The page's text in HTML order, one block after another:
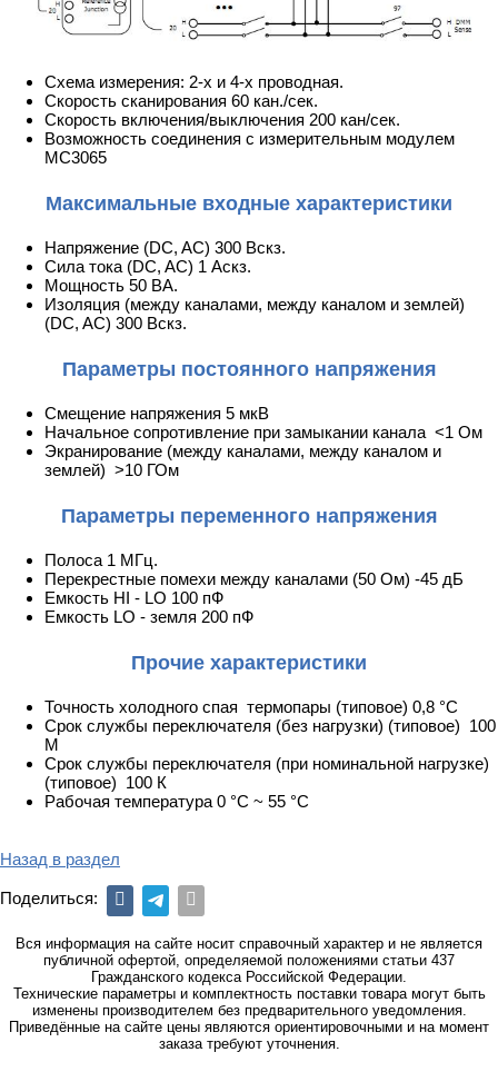
Схема измерения: 2-х и 4-х проводная.
Скорость сканирования 60 кан./сек.
Скорость включения/выключения 200 кан/сек.
Возможность соединения с измерительным модулем
MC3065
Максимальные входные характеристики
Напряжение (DC, AC) 300 Вскз.
Сила тока (DC, AC) 1 Аскз.
Мощность 50 ВА.
Изоляция (между каналами, между каналом и землей)
(DC, AC) 300 Вскз.
Параметры постоянного напряжения
Смещение напряжения 5 мкВ
Начальное сопротивление при замыкании канала <1 Ом
Экранирование (между каналами, между каналом и
землей) >10 ГОм
Параметры переменного напряжения
Полоса 1 МГц.
Перекрестные помехи между каналами (50 Ом) -45 дБ
Емкость HI - LO 100 пФ
Емкость LO - земля 200 пФ
Прочие характеристики
Точность холодного спая термопары (типовое) 0,8 °С
Срок службы переключателя (без нагрузки) (типовое) 100
М
Срок службы переключателя (при номинальной нагрузке)
(типовое) 100 К
Рабочая температура 0 °С ~ 55 °С
Назад в раздел
Поделиться:
Вся информация на сайте носит справочный характер и не является
публичной офертой, определяемой положениями статьи 437
Гражданского кодекса Российской Федерации.
Технические параметры и комплектность поставки товара могут быть
изменены производителем без предварительного уведомления.
Приведённые на сайте цены являются ориентировочными и на момент
заказа требуют уточнения.